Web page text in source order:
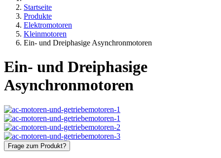
Startseite
Produkte
Elektromotoren
Kleinmotoren
Ein- und Dreiphasige Asynchronmotoren
Ein- und Dreiphasige
Asynchronmotoren
Frage zum Produkt?